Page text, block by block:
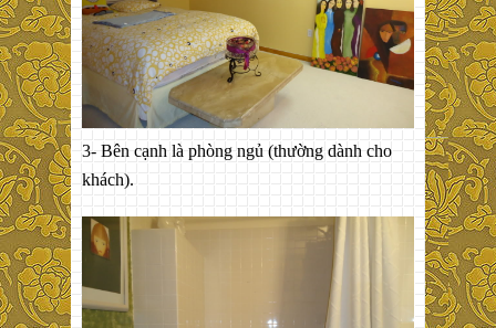
3- Bên cạnh là phòng ngủ (thường dành cho
khách).